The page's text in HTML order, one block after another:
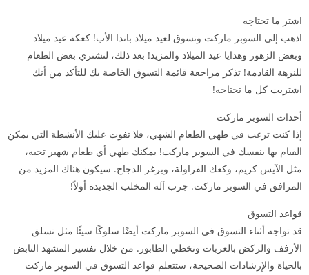
اشتر ما تحتاجه
اذهب إلى السوبر ماركت وتسوق لعيد ميلاد باندا الأب! كعكة عيد ميلاد
وبعض الزهور وهدايا عيد الميلاد والمزيد! بعد ذلك، لنشتري بعض الطعام
للنزهة القادمة! تذكر مراجعة قائمة التسوق الخاصة بك للتأكد من أنك
اشتريت كل ما تحتاجه!
أحداث السوبر ماركت
إذا كنت ترغب في طهي الطعام الشهي، فلا تفوت عليك الأنشطة التي يمكن
القيام بها بنفسك في السوبر ماركت! يمكنك طهي أي طعام شهير تحبه،
مثل الآيس كريم، وكعك الفراولة، وبرغر الدجاج. سيكون هناك المزيد من
المرافق في السوبر ماركت. جرب آلة المخلب الجديدة أولاً!
قواعد التسوق
قد تواجه أثناء التسوق في السوبر ماركت أيضًا سلوكًا سيئًا مثل تسلق
الأرفف والركض بالعربات وتخطي الطابور. من خلال تفسير المشهد النابض
بالحياة والإرشادات الصحيحة، ستتعلم قواعد التسوق في السوبر ماركت